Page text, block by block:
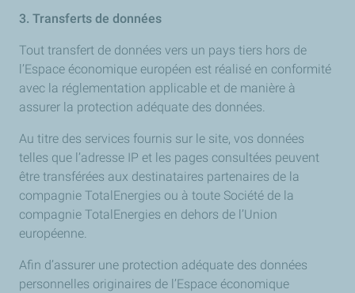
3. Transferts de données
Tout transfert de données vers un pays tiers hors de
l’Espace économique européen est réalisé en conformité
avec la réglementation applicable et de manière à
assurer la protection adéquate des données.
Au titre des services fournis sur le site, vos données
telles que l’adresse IP et les pages consultées peuvent
être transférées aux destinataires partenaires de la
compagnie TotalEnergies ou à toute Société de la
compagnie TotalEnergies en dehors de l’Union
européenne.
Afin d’assurer une protection adéquate des données
personnelles originaires de l’Espace économique